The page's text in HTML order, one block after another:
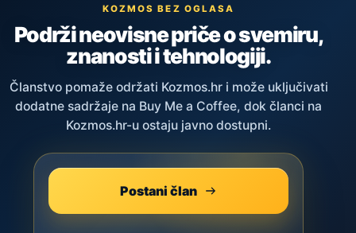
KOZMOS BEZ OGLASA
Podrži neovisne priče o svemiru,
znanosti i tehnologiji.
Članstvo pomaže održati Kozmos.hr i može uključivati
dodatne sadržaje na Buy Me a Coffee, dok članci na
Kozmos.hr-u ostaju javno dostupni.
Postani član